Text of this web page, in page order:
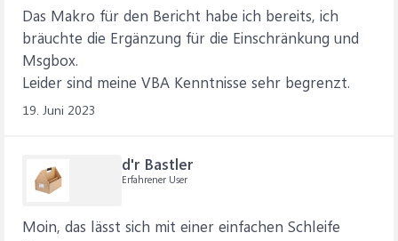
Das Makro für den Bericht habe ich bereits, ich
bräuchte die Ergänzung für die Einschränkung und
Msgbox.
Leider sind meine VBA Kenntnisse sehr begrenzt.
19. Juni 2023
d'r Bastler
Erfahrener User
Moin, das lässt sich mit einer einfachen Schleife